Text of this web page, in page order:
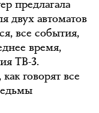
предлагала
двух автоматов
все события,
время,
ТВ-3.
говорят все